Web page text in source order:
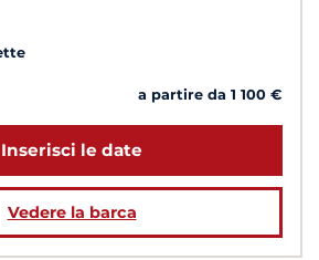
a partire da 1 100 €
Inserisci le date
Vedere la barca